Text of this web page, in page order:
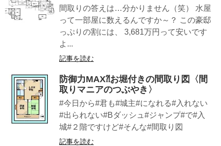
間取りの答えは…分かりません（笑） 水屋
って一部屋に数えるんですか～？ この豪邸
っぷりの割には、 3,681万円って安いです
よ...
記事を読む
防御力MAX⁈お堀付きの間取り図〈間
取りマニアのつぶやき〉
#今日から#君も#城主#になれる#入れない
#出られない#Bダッシュ#ジャンプ#で#入
城#２階ですけど#そんな#間取り図
記事を読む